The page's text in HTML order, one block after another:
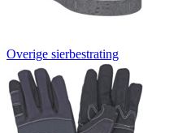
Overige sierbestrating